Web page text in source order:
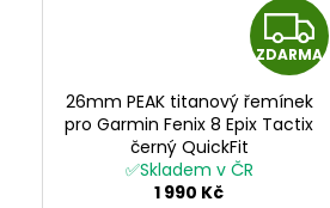
Z
D
ZDARMA
26mm PEAK titanový řemínek
pro Garmin Fenix 8 Epix Tactix
černý QuickFit
✅Skladem v ČR
1 990 Kč